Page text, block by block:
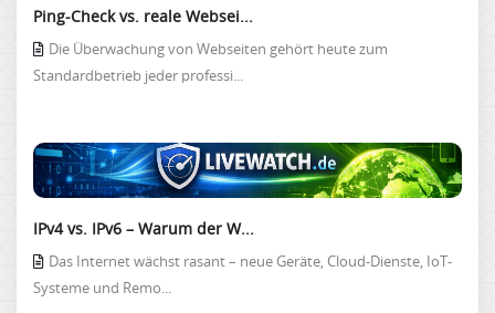
Ping-Check vs. reale Websei...
Die Überwachung von Webseiten gehört heute zum
Standardbetrieb jeder professi...
IPv4 vs. IPv6 – Warum der W...
Das Internet wächst rasant – neue Geräte, Cloud-Dienste, IoT-
Systeme und Remo...